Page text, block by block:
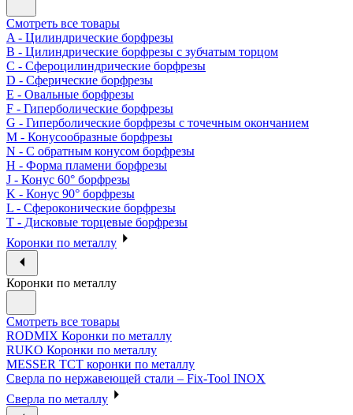
Смотреть все товары
A - Цилиндрические борфрезы
B - Цилиндрические борфрезы с зубчатым торцом
C - Сфероцилиндрические борфрезы
D - Сферические борфрезы
E - Овальные борфрезы
F - Гиперболические борфрезы
G - Гиперболические борфрезы с точечным окончанием
M - Конусообразные борфрезы
N - С обратным конусом борфрезы
H - Форма пламени борфрезы
J - Конус 60° борфрезы
K - Конус 90° борфрезы
L - Сфероконические борфрезы
T - Дисковые торцевые борфрезы
Коронки по металлу
Коронки по металлу
Смотреть все товары
RODMIX Коронки по металлу
RUKO Коронки по металлу
MESSER ТСТ коронки по металлу
Сверла по нержавеющей стали – Fix-Tool INOX
Сверла по металлу